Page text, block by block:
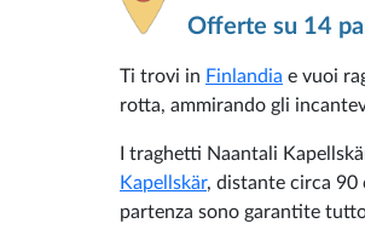
Offerte su 14
Ti trovi in Finlandia e vuoi
rotta, ammirando gli
I traghetti Naantali
Kapellskär, distante circa 90
partenza sono garantite